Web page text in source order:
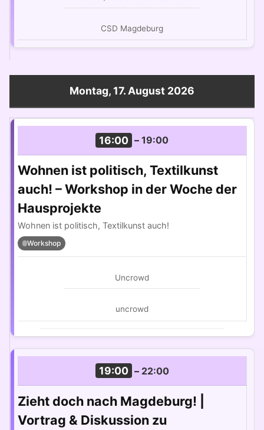
CSD Magdeburg
Montag, 17. August 2026
16:00 – 19:00
Wohnen ist politisch, Textilkunst
auch! – Workshop in der Woche der
Hausprojekte
Wohnen ist politisch, Textilkunst auch!
Workshop
Uncrowd
uncrowd
19:00 – 22:00
Zieht doch nach Magdeburg! |
Vortrag & Diskussion zu